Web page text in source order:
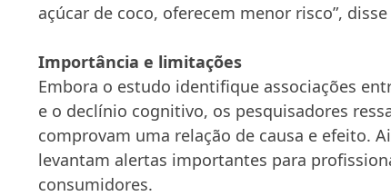
açúcar de coco, oferecem menor risco”,
Importância e limitações
Embora o estudo identifique associações
e o declínio cognitivo, os pesquisadores
comprovam uma relação de causa e efeito.
levantam alertas importantes para
consumidores.